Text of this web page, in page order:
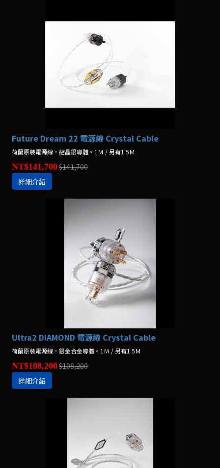
Future Dream 22 電源線 Crystal Cable
荷蘭原裝電源線，結晶銀導體。1Ｍ / 另有1.5Ｍ
NT$141,700$141,700
詳細介紹
Ultra2 DIAMOND 電源線 Crystal Cable
荷蘭原裝電源線，銀金合金導體。1Ｍ / 另有1.5Ｍ
NT$108,200$108,200
詳細介紹